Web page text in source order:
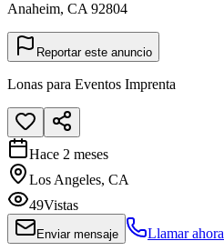
Anaheim, CA 92804
Reportar este anuncio
Lonas para Eventos Imprenta
Hace 2 meses
Los Angeles, CA
49Vistas
Enviar mensaje Llamar ahora